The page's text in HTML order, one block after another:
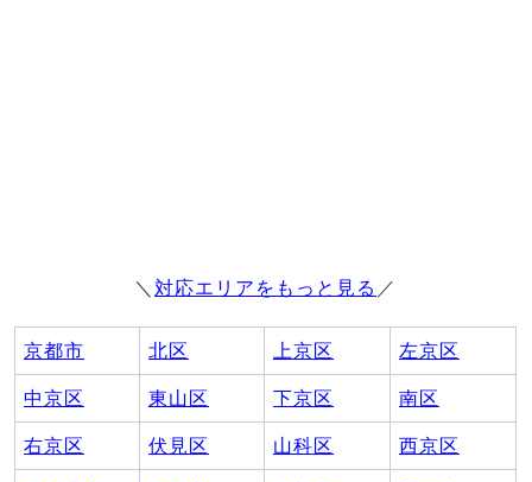
＼ 対応エリアをもっと見る ／
京都市 北区 上京区 左京区
中京区 東山区 下京区 南区
右京区 伏見区 山科区 西京区